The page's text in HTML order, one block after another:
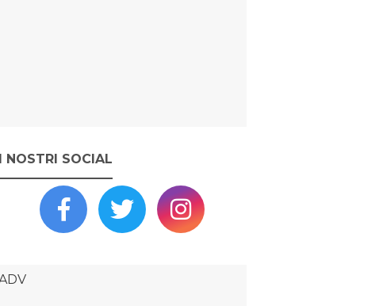
I NOSTRI SOCIAL